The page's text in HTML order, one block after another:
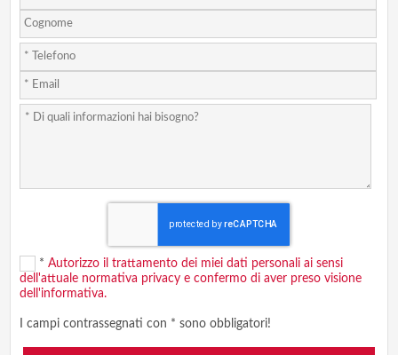
*Autorizzo il trattamento dei miei dati personali ai sensi
dell'attuale normativa privacy e confermo di aver preso visione
dell'informativa.
I campi contrassegnati con * sono obbligatori!